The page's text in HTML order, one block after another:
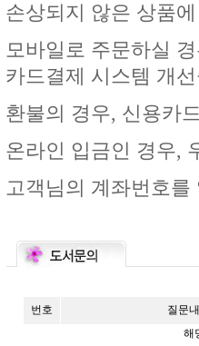
손상되지 않은 상품
모바일로 주문하실
카드결제 시스템 개
환불의 경우, 신용카
온라인 입금인 경우,
고객님의 계좌번호